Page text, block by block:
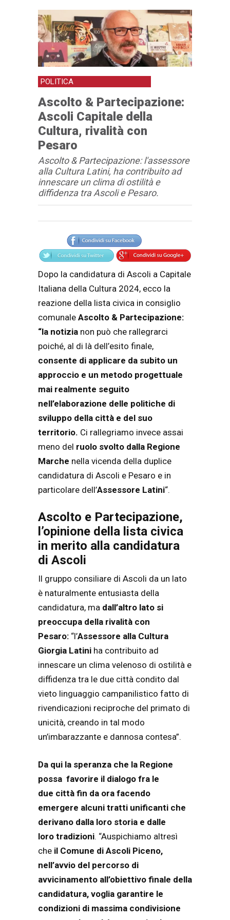
POLITICA
Ascolto & Partecipazione:
Ascoli Capitale della
Cultura, rivalità con
Pesaro
Ascolto & Partecipazione: l'assessore
alla Cultura Latini, ha contribuito ad
innescare un clima di ostilità e
diffidenza tra Ascoli e Pesaro.
Articolo
Testo articolo principale
Dopo la candidatura di Ascoli a Capitale
Italiana della Cultura 2024, ecco la
reazione della lista civica in consiglio
comunale Ascolto & Partecipazione:
“la notizia non può che rallegrarci
poiché, al di là dell’esito finale,
consente di applicare da subito un
approccio e un metodo progettuale
mai realmente seguito
nell’elaborazione delle politiche di
sviluppo della città e del suo
territorio. Ci rallegriamo invece assai
meno del ruolo svolto dalla Regione
Marche nella vicenda della duplice
candidatura di Ascoli e Pesaro e in
particolare dell’Assessore Latini“.
Ascolto e Partecipazione,
l’opinione della lista civica
in merito alla candidatura
di Ascoli
Il gruppo consiliare di Ascoli da un lato
è naturalmente entusiasta della
candidatura, ma dall’altro lato si
preoccupa della rivalità con
Pesaro: “l’Assessore alla Cultura
Giorgia Latini ha contribuito ad
innescare un clima velenoso di ostilità e
diffidenza tra le due città condito dal
vieto linguaggio campanilistico fatto di
rivendicazioni reciproche del primato di
unicità, creando in tal modo
un’imbarazzante e dannosa contesa”.
Da qui la speranza che la Regione
possa favorire il dialogo fra le
due città fin da ora facendo
emergere alcuni tratti unificanti che
derivano dalla loro storia e dalle
loro tradizioni. “Auspichiamo altresì
che il Comune di Ascoli Piceno,
nell’avvio del percorso di
avvicinamento all’obiettivo finale della
candidatura, voglia garantire le
condizioni di massima condivisione